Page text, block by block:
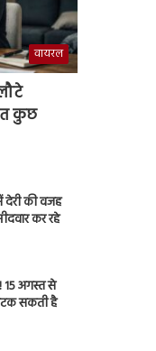
वायरल
कुछ
देरी की वजह
कर रहे
15 अगस्त से
सकती है